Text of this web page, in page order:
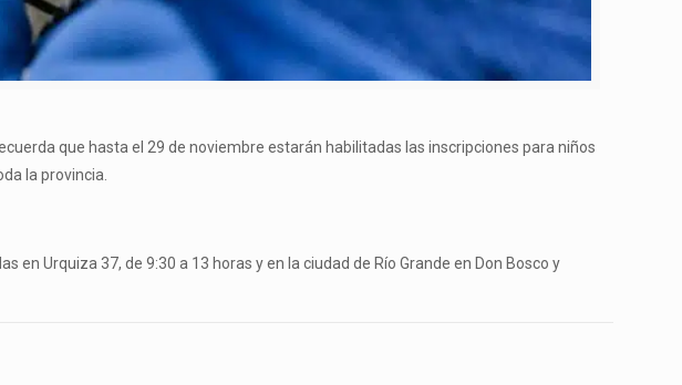
que hasta el 29 de noviembre estarán habilitadas las inscripciones para niños
la provincia.
en Urquiza 37, de 9:30 a 13 horas y en la ciudad de Río Grande en Don Bosco y